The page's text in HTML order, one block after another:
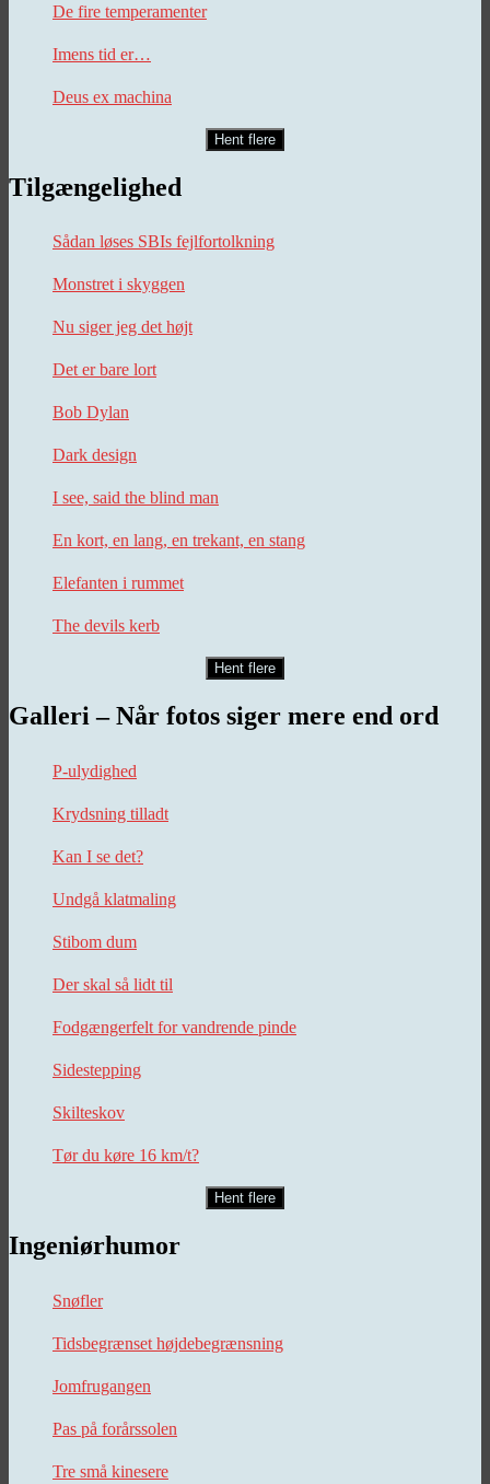
De fire temperamenter
Imens tid er…
Deus ex machina
Hent flere
Tilgængelighed
Sådan løses SBIs fejlfortolkning
Monstret i skyggen
Nu siger jeg det højt
Det er bare lort
Bob Dylan
Dark design
I see, said the blind man
En kort, en lang, en trekant, en stang
Elefanten i rummet
The devils kerb
Hent flere
Galleri – Når fotos siger mere end ord
P-ulydighed
Krydsning tilladt
Kan I se det?
Undgå klatmaling
Stibom dum
Der skal så lidt til
Fodgængerfelt for vandrende pinde
Sidestepping
Skilteskov
Tør du køre 16 km/t?
Hent flere
Ingeniørhumor
Snøfler
Tidsbegrænset højdebegrænsning
Jomfrugangen
Pas på forårssolen
Tre små kinesere